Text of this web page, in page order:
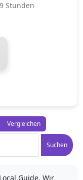
Stunden
Suchen
Vergleichen
Local Guide. Wir